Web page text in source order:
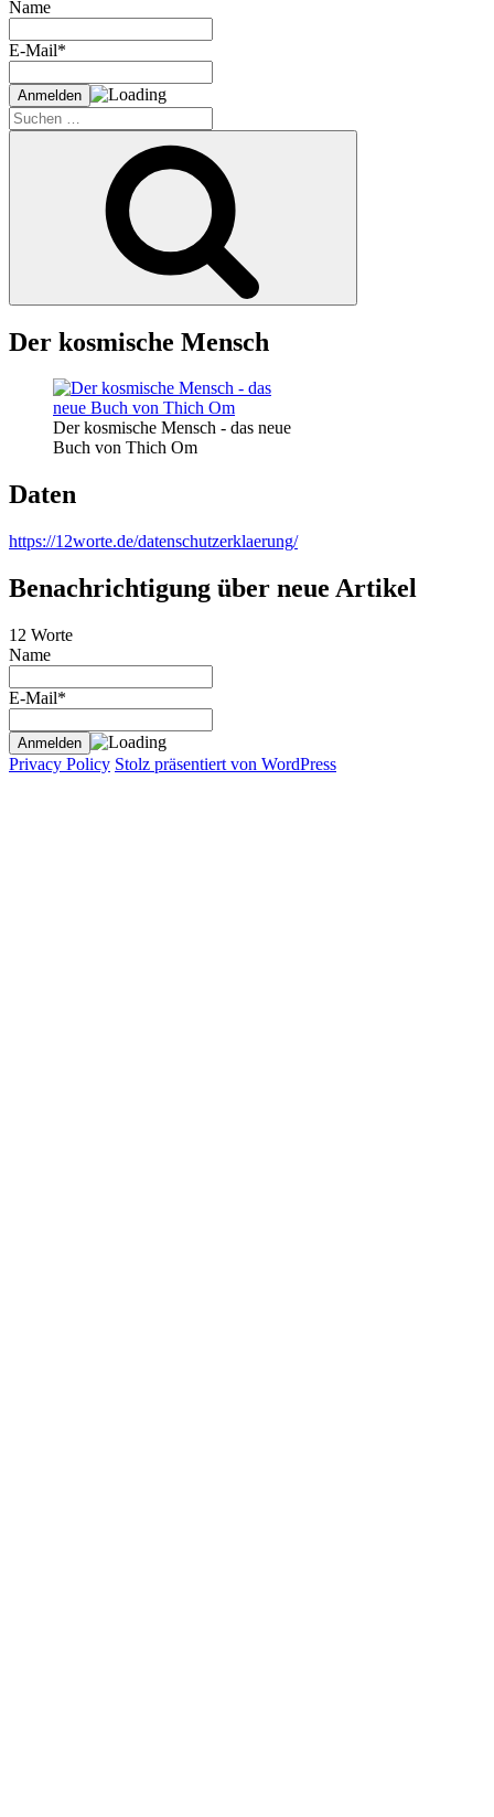
Name
E-Mail*
Suche
nach:
Der kosmische Mensch
Der kosmische Mensch - das neue
Buch von Thich Om
Daten
https://12worte.de/datenschutzerklaerung/
Benachrichtigung über neue Artikel
12 Worte
Name
E-Mail*
Privacy Policy Stolz präsentiert von WordPress